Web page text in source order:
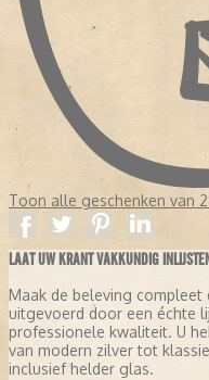
Toon alle geschenken van
LAAT UW KRANT VAKKUNDIG INLIJSTEN
Maak de beleving compleet
uitgevoerd door een échte
professionele kwaliteit. U
van modern zilver tot
inclusief helder glas.